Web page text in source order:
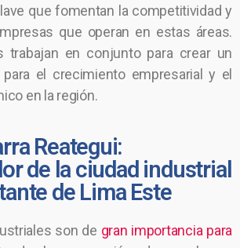
que fomentan la competitividad y
que operan en estas áreas.
trabajan en conjunto para crear un
el crecimiento empresarial y el
en la región.
Reategui:
de la ciudad industrial
de Lima Este
son de gran importancia para